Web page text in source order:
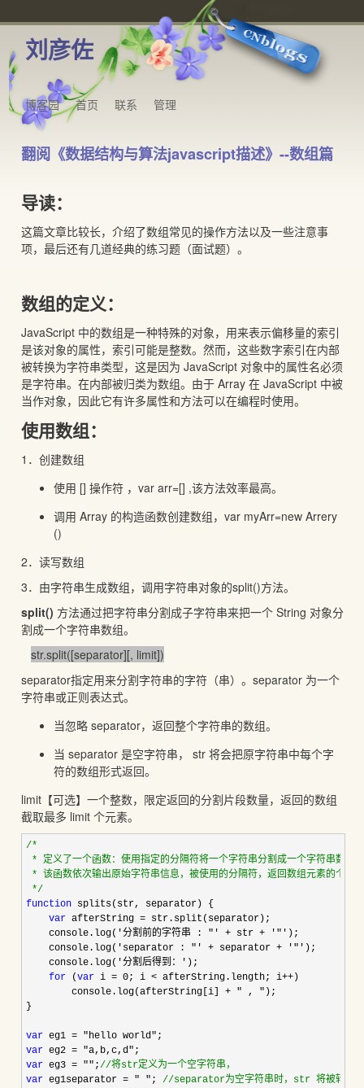
刘彦佐
博客园 首页 联系 管理
翻阅《数据结构与算法javascript描述》--数组篇
导读：
这篇文章比较长，介绍了数组常见的操作方法以及一些注意事
项，最后还有几道经典的练习题（面试题）。
数组的定义：
JavaScript 中的数组是一种特殊的对象，用来表示偏移量的索引
是该对象的属性，索引可能是整数。然而，这些数字索引在内部
被转换为字符串类型，这是因为 JavaScript 对象中的属性名必须
是字符串。在内部被归类为数组。由于 Array 在 JavaScript 中被
当作对象，因此它有许多属性和方法可以在编程时使用。
使用数组：
1．创建数组
使用 [] 操作符 ，var arr=[] ,该方法效率最高。
调用 Array 的构造函数创建数组，var myArr=new Arrery
()
2．读写数组
3．由字符串生成数组，调用字符串对象的split()方法。
split() 方法通过把字符串分割成子字符串来把一个 String 对象分
割成一个字符串数组。
str.split([separator][, limit])
separator指定用来分割字符串的字符（串）。separator 为一个
字符串或正则表达式。
当忽略 separator，返回整个字符串的数组。
当 separator 是空字符串， str 将会把原字符串中每个字
符的数组形式返回。
limit【可选】一个整数，限定返回的分割片段数量，返回的数组
截取最多 limit 个元素。
/*
* 定义了一个函数：使用指定的分隔符将一个字符串分割成一个字符串数组
* 该函数依次输出原始字符串信息，被使用的分隔符，返回数组元素的个数
*/
function splits(str, separator) {
var afterString = str.split(separator);
    console.log(
'分割前的字符串 : "' + str + '"' );
    console.log(
'separator : "' + separator + '"' );
    console.log(
'分割后得到：' );
for (var i = 0; i < afterString.length; i++ )
        console.log(afterString[i]
+ " , " );
}
var eg1 = "hello world"
var eg2 = "a,b,c,d"
var eg3 = "";//将str定义为一个空字符串，
var eg1separator = " "; //separator为空字符串时，str 将被转换